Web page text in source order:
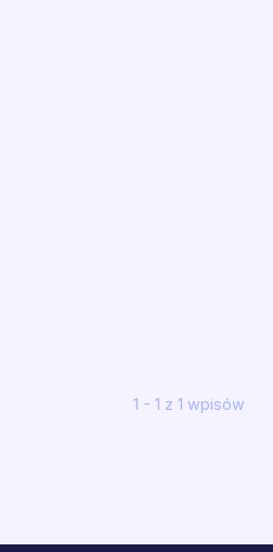
1 - 1 z 1 wpisów